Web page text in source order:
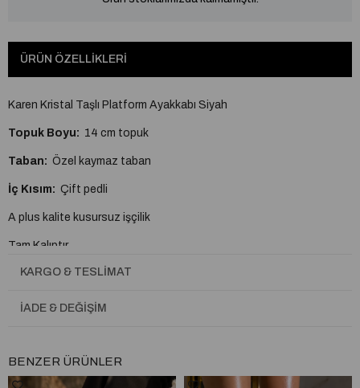
ÜRÜN ÖZELLIKLERI
Karen Kristal Taşlı Platform Ayakkabı Siyah
Topuk Boyu: 14 cm topuk
Taban: Özel kaymaz taban
İç Kısım: Çift pedli
A plus kalite kusursuz işçilik
Tam Kalıptır.
KARGO & TESLIMAT
İADE & DEĞIŞIM
BENZER ÜRÜNLER